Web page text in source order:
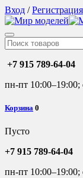
Вход /Регистрация
+7 915 789-64-04
пн-пт 10:00–19:00;
Корзина 0
Пусто
+7 915 789-64-04
пн-пт 10:00–19:00;